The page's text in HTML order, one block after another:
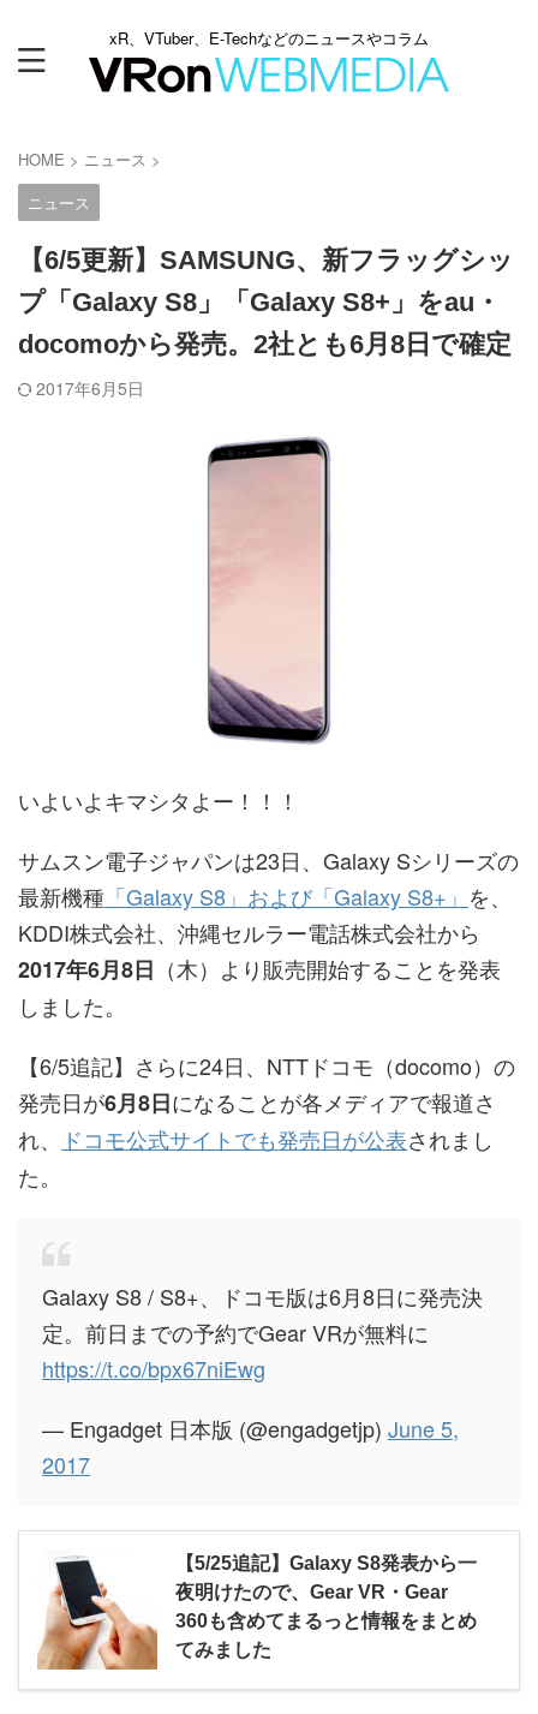
xR、VTuber、E-Techなどのニュースやコラム
HOME > ニュース >
ニュース
【6/5更新】SAMSUNG、新フラッグシッ
プ「Galaxy S8」「Galaxy S8+」をau・
docomoから発売。2社とも6月8日で確定
2017年6月5日
いよいよキマシタよー！！！
サムスン電子ジャパンは23日、Galaxy Sシリーズの
最新機種 「Galaxy S8」および「Galaxy S8+」 を、
KDDI株式会社、沖縄セルラー電話株式会社から
2017年6月8日 （木）より販売開始することを発表
しました。
【6/5追記】さらに24日、NTTドコモ（docomo）の
発売日が6月8日になることが各メディアで報道さ
れ、
ドコモ公式サイトでも発売日が公表されまし
た。
Galaxy S8 / S8+、ドコモ版は6月8日に発売決
定。前日までの予約でGear VRが無料に
https://t.co/bpx67niEwg
— Engadget 日本版 (@engadgetjp) June 5,
2017
【5/25追記】Galaxy S8発表から一
夜明けたので、Gear VR・Gear
360も含めてまるっと情報をまとめ
てみました